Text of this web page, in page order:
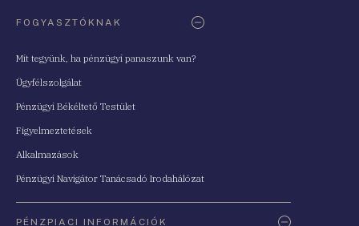
FOGYASZTÓKNAK
Mit tegyünk, ha pénzügyi panaszunk van?
Ügyfélszolgálat
Pénzügyi Békéltető Testület
Figyelmeztetések
Alkalmazások
Pénzügyi Navigátor Tanácsadó Irodahálózat
PÉNZPIACI INFORMÁCIÓK